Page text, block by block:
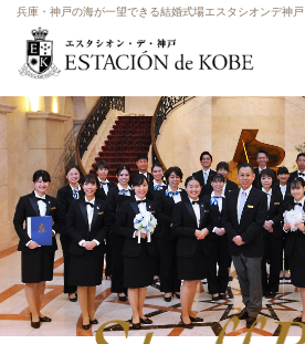
兵庫・神戸の海が一望できる結婚式場エスタシオンデ神戸